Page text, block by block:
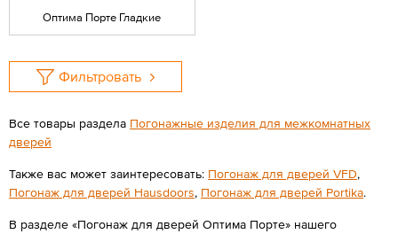
Оптима Порте Гладкие
Фильтровать
Все товары раздела Погонажные изделия для межкомнатных
дверей
Также вас может заинтересовать: Погонаж для дверей VFD,
Погонаж для дверей Hausdoors, Погонаж для дверей Portika.
В разделе «Погонаж для дверей Оптима Порте» нашего